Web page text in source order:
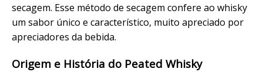
secagem. Esse método de secagem confere ao whisky
um sabor único e característico, muito apreciado por
apreciadores da bebida.
Origem e História do Peated Whisky